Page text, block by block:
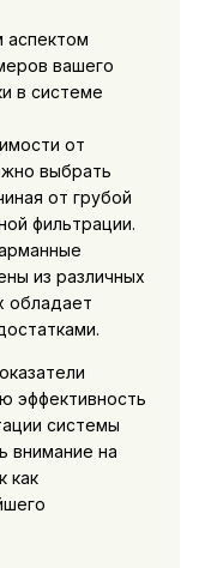
вашего
в системе
от
выбрать
от грубой
фильтрации.
из различных
обладает
эффективность
системы
внимание на
как